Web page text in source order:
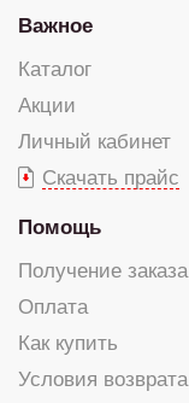
Важное
Каталог
Акции
Личный кабинет
Скачать прайс
Помощь
Получение заказа
Оплата
Как купить
Условия возврата